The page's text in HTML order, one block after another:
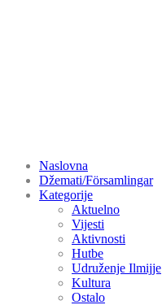
Naslovna
Džemati/Församlingar
Kategorije
Aktuelno
Vijesti
Aktivnosti
Hutbe
Udruženje Ilmijje
Kultura
Ostalo